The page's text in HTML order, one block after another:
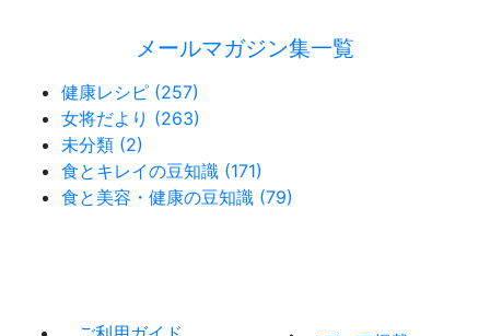
メールマガジン集一覧
健康レシピ (257)
女将だより (263)
未分類 (2)
食とキレイの豆知識 (171)
食と美容・健康の豆知識 (79)